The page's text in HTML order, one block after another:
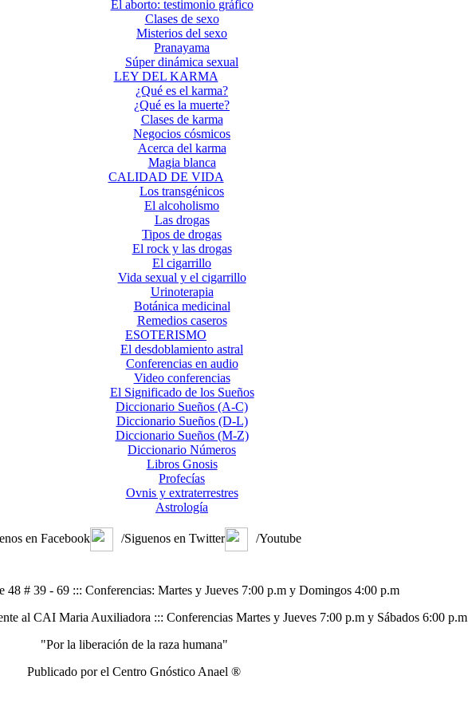
El aborto: testimonio gráfico
Clases de sexo
Misterios del sexo
Pranayama
Súper dinámica sexual
LEY DEL KARMA
¿Qué es el karma?
¿Qué es la muerte?
Clases de karma
Negocios cósmicos
Acerca del karma
Magia blanca
CALIDAD DE VIDA
Los transgénicos
El alcoholismo
Las drogas
Tipos de drogas
El rock y las drogas
El cigarrillo
Vida sexual y el cigarrillo
Urinoterapia
Botánica medicinal
Remedios caseros
ESOTERISMO
El desdoblamiento astral
Conferencias en audio
Video conferencias
El Significado de los Sueños
Diccionario Sueños (A-C)
Diccionario Sueños (D-L)
Diccionario Sueños (M-Z)
Diccionario Números
Libros Gnosis
Profecías
Ovnis y extraterrestres
Astrología
en Facebook /Siguenos en Twitter /Youtube
# 39 - 69 ::: Conferencias: Martes y Jueves 7:00 p.m y Domingos 4:00 p.m
al CAI Maria Auxiliadora ::: Conferencias Martes y Jueves 7:00 p.m y Sábados 6:00 p.m
"Por la liberación de la raza humana"
Publicado por el Centro Gnóstico Anael ®